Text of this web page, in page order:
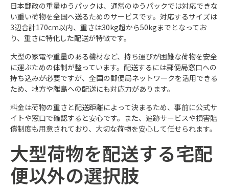
日本郵政の重量ゆうパックは、通常のゆうパックでは対応できな
い重い荷物を全国へ送るためのサービスです。対応するサイズは
3辺合計170cm以内、重さは30kg超から50kgまでとなってお
り、重さに特化した配送が特徴です。
大型の家電や重量のある機材など、持ち運びが困難な荷物を安全
に運ぶための体制が整っています。配送するには郵便局窓口への
持ち込みが必要ですが、全国の郵便局ネットワークを活用できる
ため、地方や離島への配送にも対応力があります。
料金は荷物の重さと配送距離によって決まるため、事前に公式サ
イトや窓口で確認すると安心です。また、追跡サービスや損害賠
償制度も用意されており、大切な荷物を安心して任せられます。
大型荷物を配送する宅配
便以外の選択肢